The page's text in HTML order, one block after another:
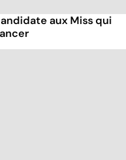
aux Miss qui